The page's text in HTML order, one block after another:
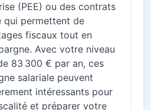
(PEE) ou des contrats
qui permettent de
fiscaux tout en
Avec votre niveau
83 300 € par an, ces
salariale peuvent
intéressants pour
et préparer votre